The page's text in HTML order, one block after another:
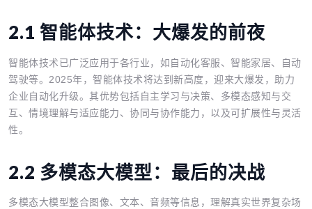
2.1 智能体技术：大爆发的前夜
智能体技术已广泛应用于各行业，如自动化客服、智能家居、自动
驾驶等。2025年，智能体技术将达到新高度，迎来大爆发，助力
企业自动化升级。其优势包括自主学习与决策、多模态感知与交
互、情境理解与适应能力、协同与协作能力，以及可扩展性与灵活
性。
2.2 多模态大模型：最后的决战
多模态大模型整合图像、文本、音频等信息，理解真实世界复杂场